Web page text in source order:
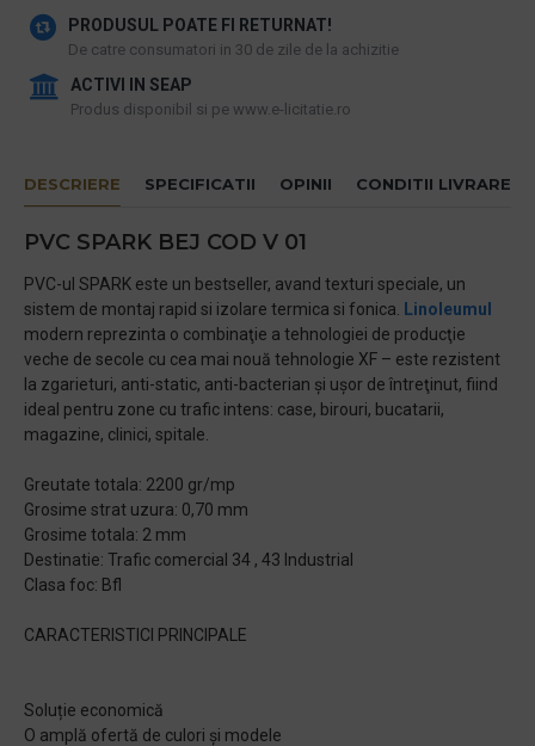
PRODUSUL POATE FI RETURNAT!
De catre consumatori in 30 de zile de la achizitie
ACTIVI IN SEAP
Produs disponibil si pe www.e-licitatie.ro
DESCRIERE SPECIFICATII OPINII CONDITII LIVRARE
PVC SPARK BEJ COD V 01
PVC-ul SPARK este un bestseller, avand texturi speciale, un
sistem de montaj rapid si izolare termica si fonica.
Linoleumul
modern reprezinta o combinaţie a tehnologiei de producţie
veche de secole cu cea mai nouă tehnologie XF – este rezistent
la zgarieturi, anti-static, anti-bacterian şi uşor de întreţinut, fiind
ideal pentru zone cu trafic intens: case, birouri, bucatarii,
magazine, clinici, spitale.
Greutate totala: 2200 gr/mp
Grosime strat uzura: 0,70 mm
Grosime totala: 2 mm
Destinatie: Trafic comercial 34 , 43 Industrial
Clasa foc: Bfl
CARACTERISTICI PRINCIPALE
Soluție economică
O amplă ofertă de culori și modele